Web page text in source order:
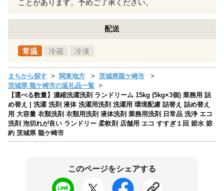
ことがあります。予めご了承ください。
配送
常温 冷蔵 冷凍
まちから探す 関東地方
茨城県龍ケ崎市
茨城県 龍ケ崎市の返礼品一覧
【選べる数量】濃縮洗濯洗剤 ランドリーム 15kg (5kg×3個) 業務用 詰
め替え | 洗濯 洗剤 液体 洗濯用洗剤 洗濯用 環境配慮 詰替え 詰め替え
用 大容量 衣類洗剤 衣類用洗剤 液体洗剤 業務用洗剤 日常品 洗浄 エコ
洗剤 泡切れが良い ランドリー 柔軟剤 店舗用 エコ すすぎ１回 節水 節
約 茨城県 龍ケ崎市
このページをシェアする